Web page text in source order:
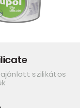
szilikátos